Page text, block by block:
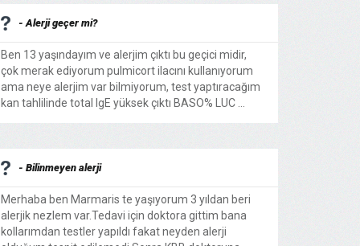
- Alerji geçer mi?
Ben 13 yaşındayım ve alerjim çıktı bu geçici midir,
çok merak ediyorum pulmicort ilacını kullanıyorum
ama neye alerjim var bilmiyorum, test yaptıracağım
kan tahlilinde total IgE yüksek çıktı BASO% LUC ...
- Bilinmeyen alerji
Merhaba ben Marmaris te yaşıyorum 3 yıldan beri
alerjik nezlem var.Tedavi için doktora gittim bana
kollarımdan testler yapıldı fakat neyden alerji